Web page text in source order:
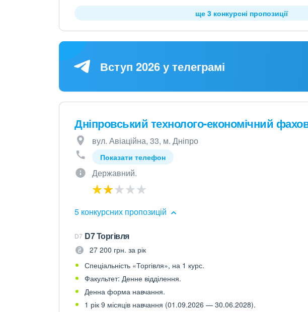
ще 3 конкурсні пропозиції
Вступ 2026 у телеграмі
Дніпровський технолого-економічний
вул. Авіаційна, 33, м. Дніпро
Показати телефон
Державний.
5 конкурсних пропозицій
D7 D7 Торгівля
27 200 грн. за рік
Спеціальність «Торгівля», на 1 курс.
Факультет: Денне відділення.
Денна форма навчання.
1 рік 9 місяців навчання (01.09.2026 — 30.06.2028).